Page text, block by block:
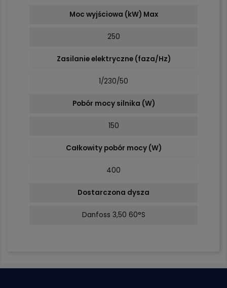
Moc wyjściowa (kW) Max
250
Zasilanie elektryczne (faza/Hz)
1/230/50
Pobór mocy silnika (W)
150
Całkowity pobór mocy (W)
400
Dostarczona dysza
Danfoss 3,50 60°S